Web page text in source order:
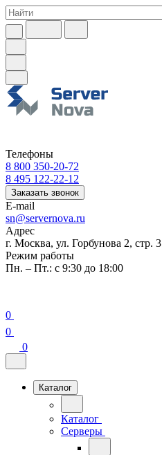
Телефоны
8 800 350-20-72
8 495 122-22-12
Заказать звонок
E-mail
sn@servernova.ru
Адрес
г. Москва, ул. Горбунова 2, стр. 3
Режим работы
Пн. – Пт.: с 9:30 до 18:00
0
0
0
Каталог
Каталог
Серверы